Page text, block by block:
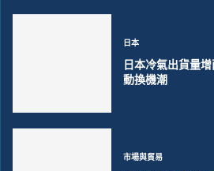
日本
日本冷氣出貨量
動換機潮
市場與貿易